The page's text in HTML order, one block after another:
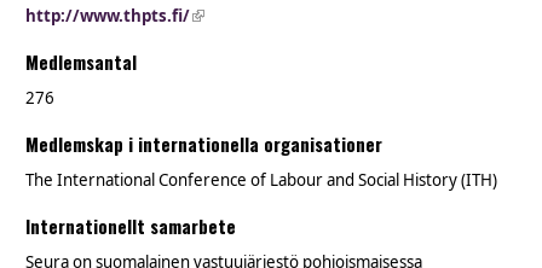
http://www.thpts.fi/(link is external)
Medlemsantal
276
Medlemskap i internationella organisationer
The International Conference of Labour and Social History (ITH)
Internationellt samarbete
Seura on suomalainen vastuujärjestö pohjoismaisessa